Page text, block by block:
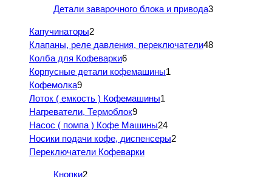
Детали заварочного блока и привода3
Капучинаторы2
Клапаны, реле давления, переключатели48
Колба для Кофеварки6
Корпусные детали кофемашины1
Кофемолка9
Лоток ( емкость ) Кофемашины1
Нагреватели, Термоблок9
Насос ( помпа ) Кофе Машины24
Носики подачи кофе, диспенсеры2
Переключатели Кофеварки
Кнопки2